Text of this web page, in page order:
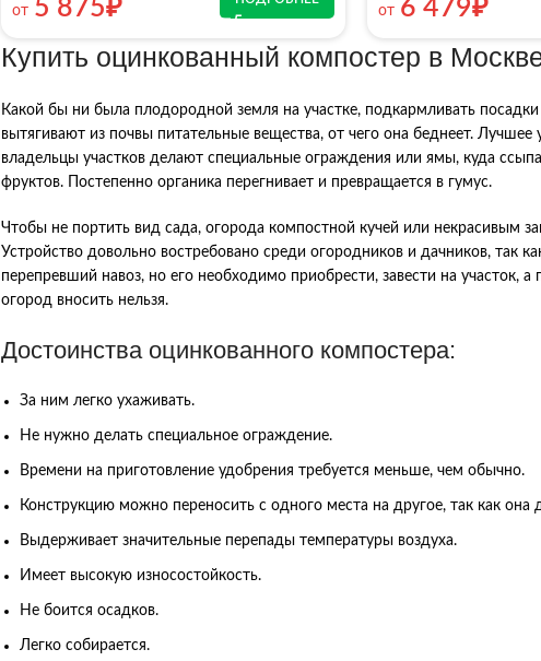
от 5 875₽ от 6 479₽
Купить оцинкованный компостер в
Какой бы ни была плодородной земля на участке, подкармливать
вытягивают из почвы питательные вещества, от чего она беднеет.
владельцы участков делают специальные ограждения или ямы, куда
фруктов. Постепенно органика перегнивает и превращается в гумус.
Чтобы не портить вид сада, огорода компостной кучей или некрасивым
Устройство довольно востребовано среди огородников и дачников, так
перепревший навоз, но его необходимо приобрести, завести на участок,
огород вносить нельзя.
Достоинства оцинкованного компостера:
За ним легко ухаживать.
Не нужно делать специальное ограждение.
Времени на приготовление удобрения требуется меньше, чем обычно.
Конструкцию можно переносить с одного места на другое, так как она
Выдерживает значительные перепады температуры воздуха.
Имеет высокую износостойкость.
Не боится осадков.
Легко собирается.